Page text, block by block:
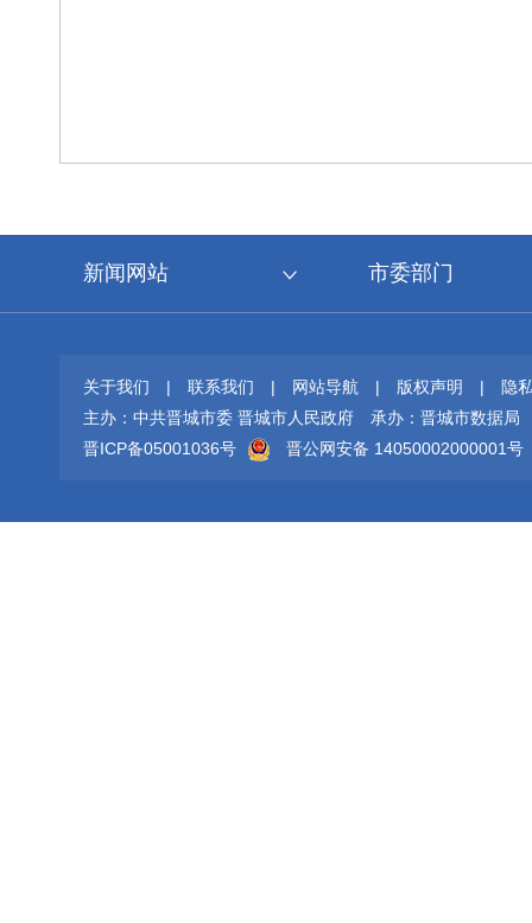
新闻网站 市委部门
关于我们 | 联系我们 | 网站导航 | 版权声明 |
隐
主办：中共晋城市委 晋城市人民政府
承办：晋城市数据局
晋ICP备05001036号
晋公网安备 14050002000001号